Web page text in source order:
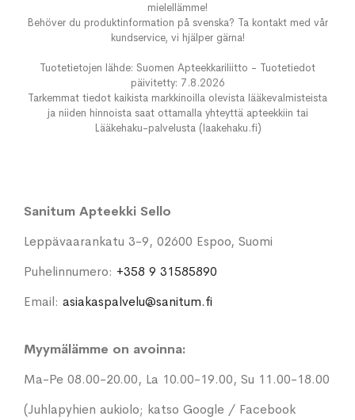
mielellämme!
Behöver du produktinformation på svenska? Ta kontakt med vår
kundservice, vi hjälper gärna!
Tuotetietojen lähde: Suomen Apteekkariliitto - Tuotetiedot
päivitetty: 7.8.2026
Tarkemmat tiedot kaikista markkinoilla olevista lääkevalmisteista
ja niiden hinnoista saat ottamalla yhteyttä apteekkiin tai
Lääkehaku-palvelusta (laakehaku.fi)
Sanitum Apteekki Sello
Leppävaarankatu 3-9, 02600 Espoo, Suomi
Puhelinnumero: +358 9 31585890
Email: asiakaspalvelu@sanitum.fi
Myymälämme on avoinna:
Ma-Pe 08.00-20.00, La 10.00-19.00, Su 11.00-18.00
(Juhlapyhien aukiolo; katso Google / Facebook